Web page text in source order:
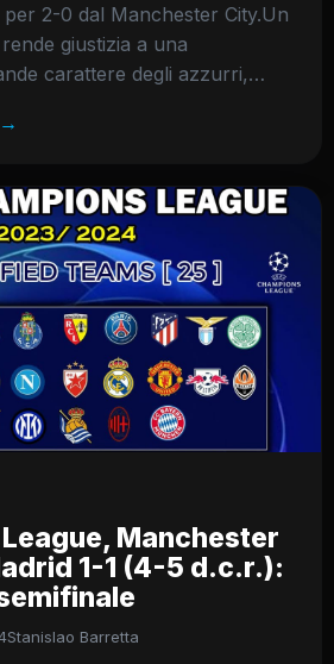
2-0 dal Manchester City.Un
giustizia a una
carattere degli azzurri,…
Manchester
1-1 (4-5 d.c.r.):
Stanislao Barretta